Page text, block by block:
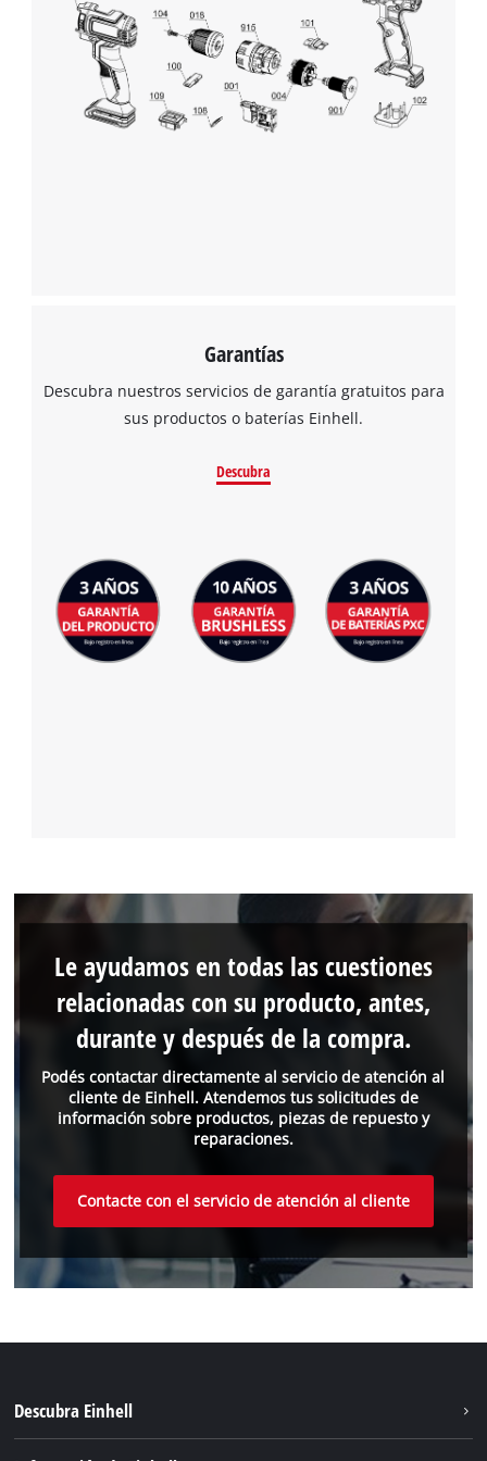
Garantías
Descubra nuestros servicios de garantía gratuitos para
sus productos o baterías Einhell.
Descubra
Podés contactar directamente al servicio de atención al
cliente de Einhell. Atendemos tus solicitudes de
información sobre productos, piezas de repuesto y
reparaciones.
Le ayudamos en todas las cuestiones
relacionadas con su producto, antes,
durante y después de la compra.
Contacte con el servicio de atención al cliente
Descubra Einhell